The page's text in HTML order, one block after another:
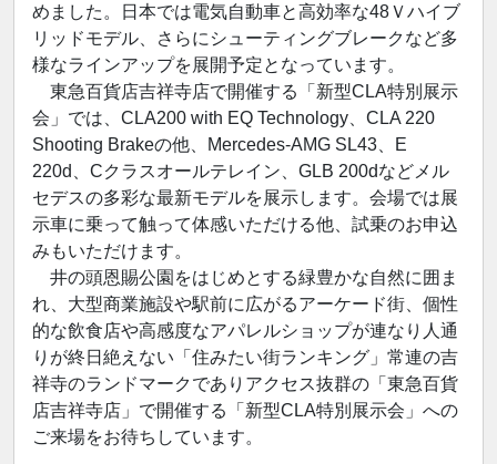
めました。日本では電気自動車と高効率な48Ｖハイブ
リッドモデル、さらにシューティングブレークなど多
様なラインアップを展開予定となっています。
東急百貨店吉祥寺店で開催する「新型CLA特別展示
会」では、CLA200 with EQ Technology、CLA 220
Shooting Brakeの他、Mercedes-AMG SL43、E
220d、Cクラスオールテレイン、GLB 200dなどメル
セデスの多彩な最新モデルを展示します。会場では展
示車に乗って触って体感いただける他、試乗のお申込
みもいただけます。
井の頭恩賜公園をはじめとする緑豊かな自然に囲ま
れ、大型商業施設や駅前に広がるアーケード街、個性
的な飲食店や高感度なアパレルショップが連なり人通
りが終日絶えない「住みたい街ランキング」常連の吉
祥寺のランドマークでありアクセス抜群の「東急百貨
店吉祥寺店」で開催する「新型CLA特別展示会」への
ご来場をお待ちしています。